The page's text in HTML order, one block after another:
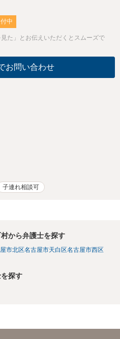
中
た」とお伝えいただくとスムーズで
お問い合わせ
子連れ相談可
から弁護士を探す
市北区名古屋市天白区名古屋市西区
探す